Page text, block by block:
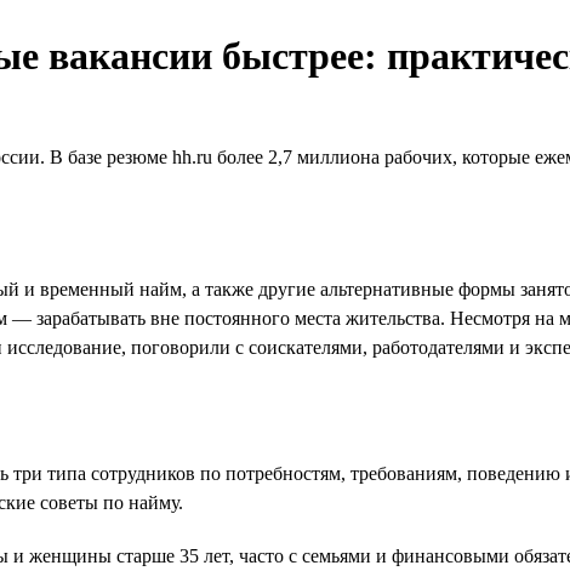
вакансии быстрее:
В базе резюме hh.ru более 2,7 миллиона рабочих, которые
временный найм, а также другие альтернативные формы
— зарабатывать вне постоянного места жительства. Несмотря
поговорили с соискателями, работодателями и
типа сотрудников по потребностям, требованиям,
советы по найму.
женщины старше 35 лет, часто с семьями и финансовыми